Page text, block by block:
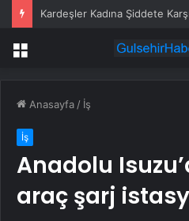
Kardeşler Kadına Şiddete Karşı
Menü
Anasayfa / İş
İş
Anadolu
araç şarj